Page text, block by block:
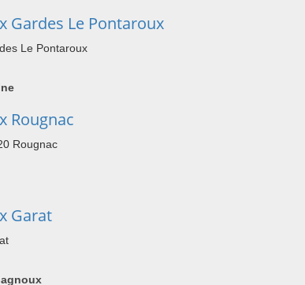
Gardes Le Pontaroux
Le Pontaroux
Rougnac
Rougnac
Garat